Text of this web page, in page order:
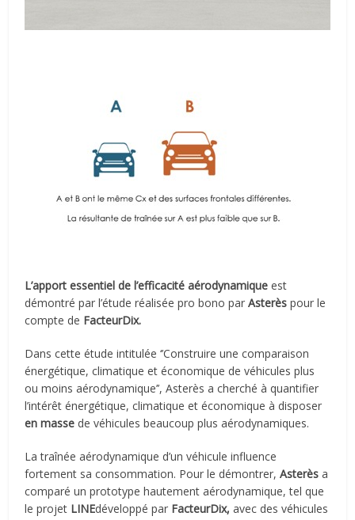
L’apport essentiel de l’efficacité aérodynamiqueest
démontré par l’étude réalisée pro bono parAsterès pour le
compte de FacteurDix.
Dans cette étude intitulée ‘’Construire une comparaison
énergétique, climatique et économique de véhicules plus
ou moins aérodynamique’’, Asterès a cherché à quantifier
l’intérêt énergétique, climatique et économique à disposer
en masse de véhicules beaucoup plus aérodynamiques.
La traînée aérodynamique d’un véhicule influence
fortement sa consommation. Pour le démontrer,Asterès a
comparé un prototype hautement aérodynamique, tel que
le projet LINEdéveloppé par FacteurDix, avec des véhicules